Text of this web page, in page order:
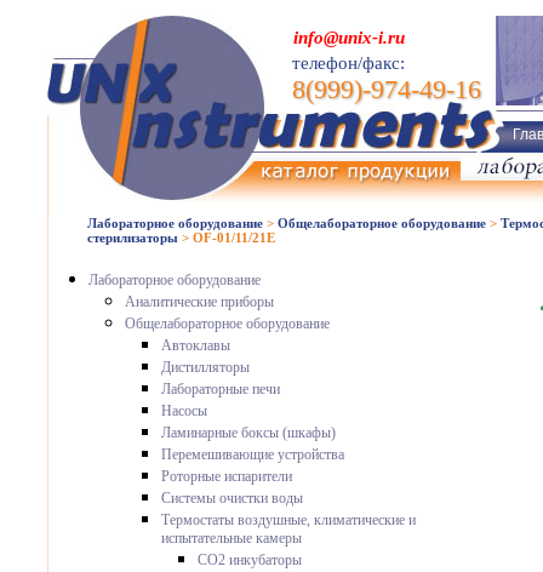
info@unix-i.ru
телефон/факс:
8(999)-974-49-16
Лабораторное оборудование > Общелабораторное оборудование >
стерилизаторы > OF-01/11/21E
Лабораторное оборудование
Аналитические приборы
Общелабораторное оборудование
Автоклавы
Дистилляторы
Лабораторные печи
Насосы
Ламинарные боксы (шкафы)
Перемешивающие устройства
Роторные испарители
Системы очистки воды
Термостаты воздушные, климатические и
испытательные камеры
CO2 инкубаторы